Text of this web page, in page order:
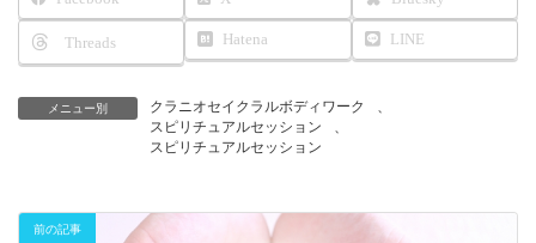
Threads Hatena LINE
メニュー別 クラニオセイクラルボディワーク
、
スピリチュアルセッション
、
スピリチュアルセッション
前の記事